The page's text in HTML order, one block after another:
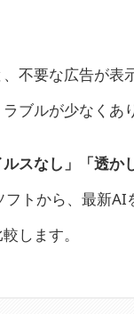
不要な広告が
ブルが少なくあ
ルスなし」「透
トから、最新
します。